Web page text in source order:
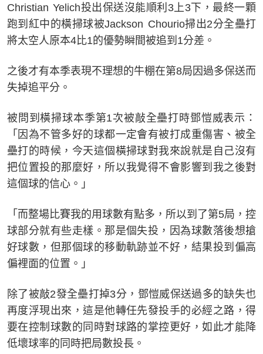
Christian Yelich投出保送沒能順利3上3下，最終一顆
跑到紅中的橫掃球被Jackson Chourio掃出2分全壘打
將太空人原本4比1的優勢瞬間被追到1分差。
之後才有本季表現不理想的牛棚在第8局因過多保送而
失掉追平分。
被問到橫掃球本季第1次被敲全壘打時鄧愷威表示：
「因為不管多好的球都一定會有被打成重傷害、被全
壘打的時候，今天這個橫掃球對我來說就是自己沒有
把位置投的那麼好，所以我覺得不會影響到我之後對
這個球的信心。」
「而整場比賽我的用球數有點多，所以到了第5局，控
球部分就有些走樣。那是個失投，因為球數落後想搶
好球數，但那個球的移動軌跡並不好，結果投到偏高
偏裡面的位置。」
除了被敲2發全壘打掉3分，鄧愷威保送過多的缺失也
再度浮現出來，這是他轉任先發投手的必經之路，得
要在控制球數的同時對球路的掌控更好，如此才能降
低壞球率的同時把局數投長。